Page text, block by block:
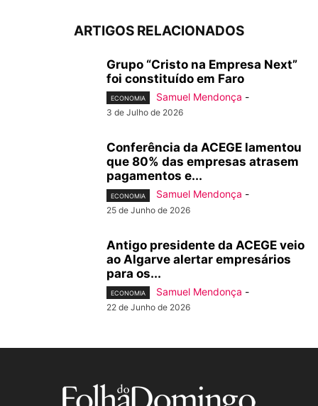
ARTIGOS RELACIONADOS
Grupo “Cristo na Empresa Next”
foi constituído em Faro
ECONOMIA Samuel Mendonça -
3 de Julho de 2026
Conferência da ACEGE lamentou
que 80% das empresas atrasem
pagamentos e...
ECONOMIA Samuel Mendonça -
25 de Junho de 2026
Antigo presidente da ACEGE veio
ao Algarve alertar empresários
para os...
ECONOMIA Samuel Mendonça -
22 de Junho de 2026